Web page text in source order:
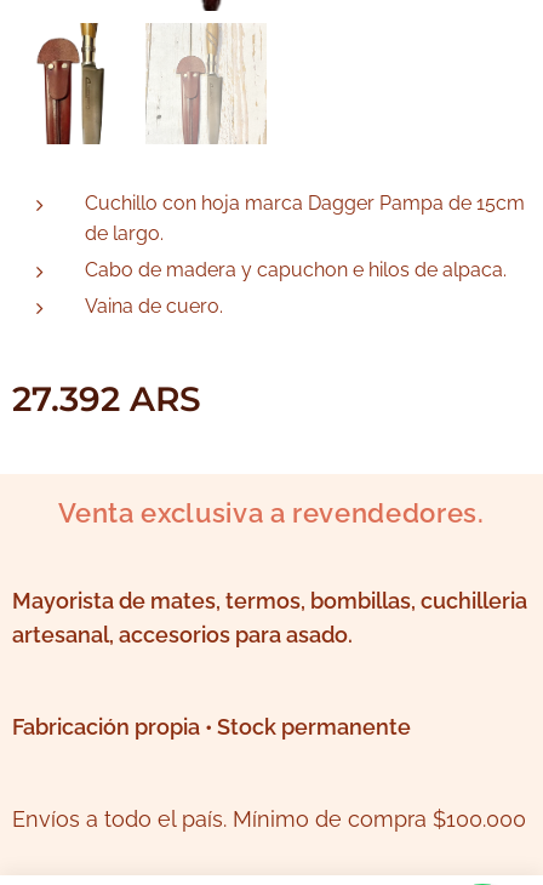
Cuchillo con hoja marca Dagger Pampa de 15cm
de largo.
Cabo de madera y capuchon e hilos de alpaca.
Vaina de cuero.
27.392 ARS
Venta exclusiva a revendedores.
Mayorista de mates, termos, bombillas, cuchilleria
artesanal, accesorios para asado.
Fabricación propia • Stock permanente
Envíos a todo el país. Mínimo de compra $100.000